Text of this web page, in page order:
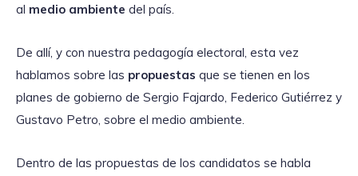
al medio ambiente del país.
De allí, y con nuestra pedagogía electoral, esta vez
hablamos sobre las propuestas que se tienen en los
planes de gobierno de Sergio Fajardo, Federico Gutiérrez y
Gustavo Petro, sobre el medio ambiente.
Dentro de las propuestas de los candidatos se habla